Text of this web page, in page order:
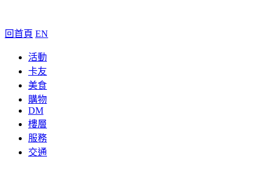
回首頁 EN
活動
卡友
美食
購物
DM
樓層
服務
交通